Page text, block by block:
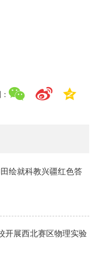
绘就科教兴疆红色答
开展西北赛区物理实验